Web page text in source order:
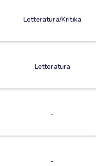
Letteratura/Kritika
Letteratura
-
-